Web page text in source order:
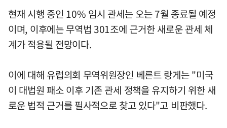
현재 시행 중인 10% 임시 관세는 오는 7월 종료될 예정
이며, 이후에는 무역법 301조에 근거한 새로운 관세 체
계가 적용될 전망이다.
이에 대해 유럽의회 무역위원장인 베른트 랑게는 "미국
이 대법원 패소 이후 기존 관세 정책을 유지하기 위한 새
로운 법적 근거를 필사적으로 찾고 있다"고 비판했다.